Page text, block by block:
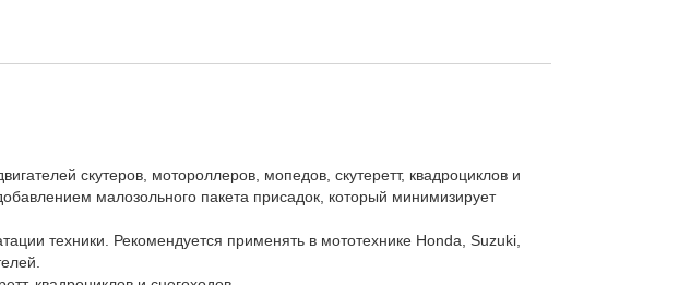
скутеров, мотороллеров, мопедов, скутеретт, квадроциклов и
малозольного пакета присадок, который минимизирует
техники. Рекомендуется применять в мототехнике Honda, Suzuki,